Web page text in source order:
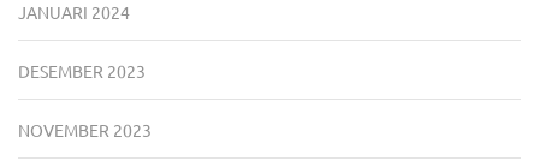
JANUARI 2024
DESEMBER 2023
NOVEMBER 2023